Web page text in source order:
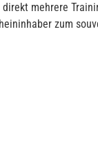
direkt mehrere
zum